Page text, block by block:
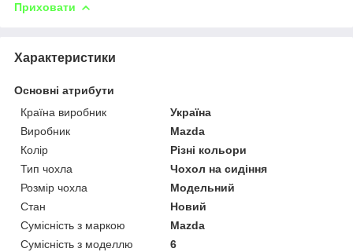
Приховати
Характеристики
Основні атрибути
Країна виробник
Україна
Виробник
Mazda
Колір
Різні кольори
Тип чохла
Чохол на сидіння
Розмір чохла
Модельний
Стан
Новий
Сумісність з маркою
Mazda
Сумісність з моделлю
6